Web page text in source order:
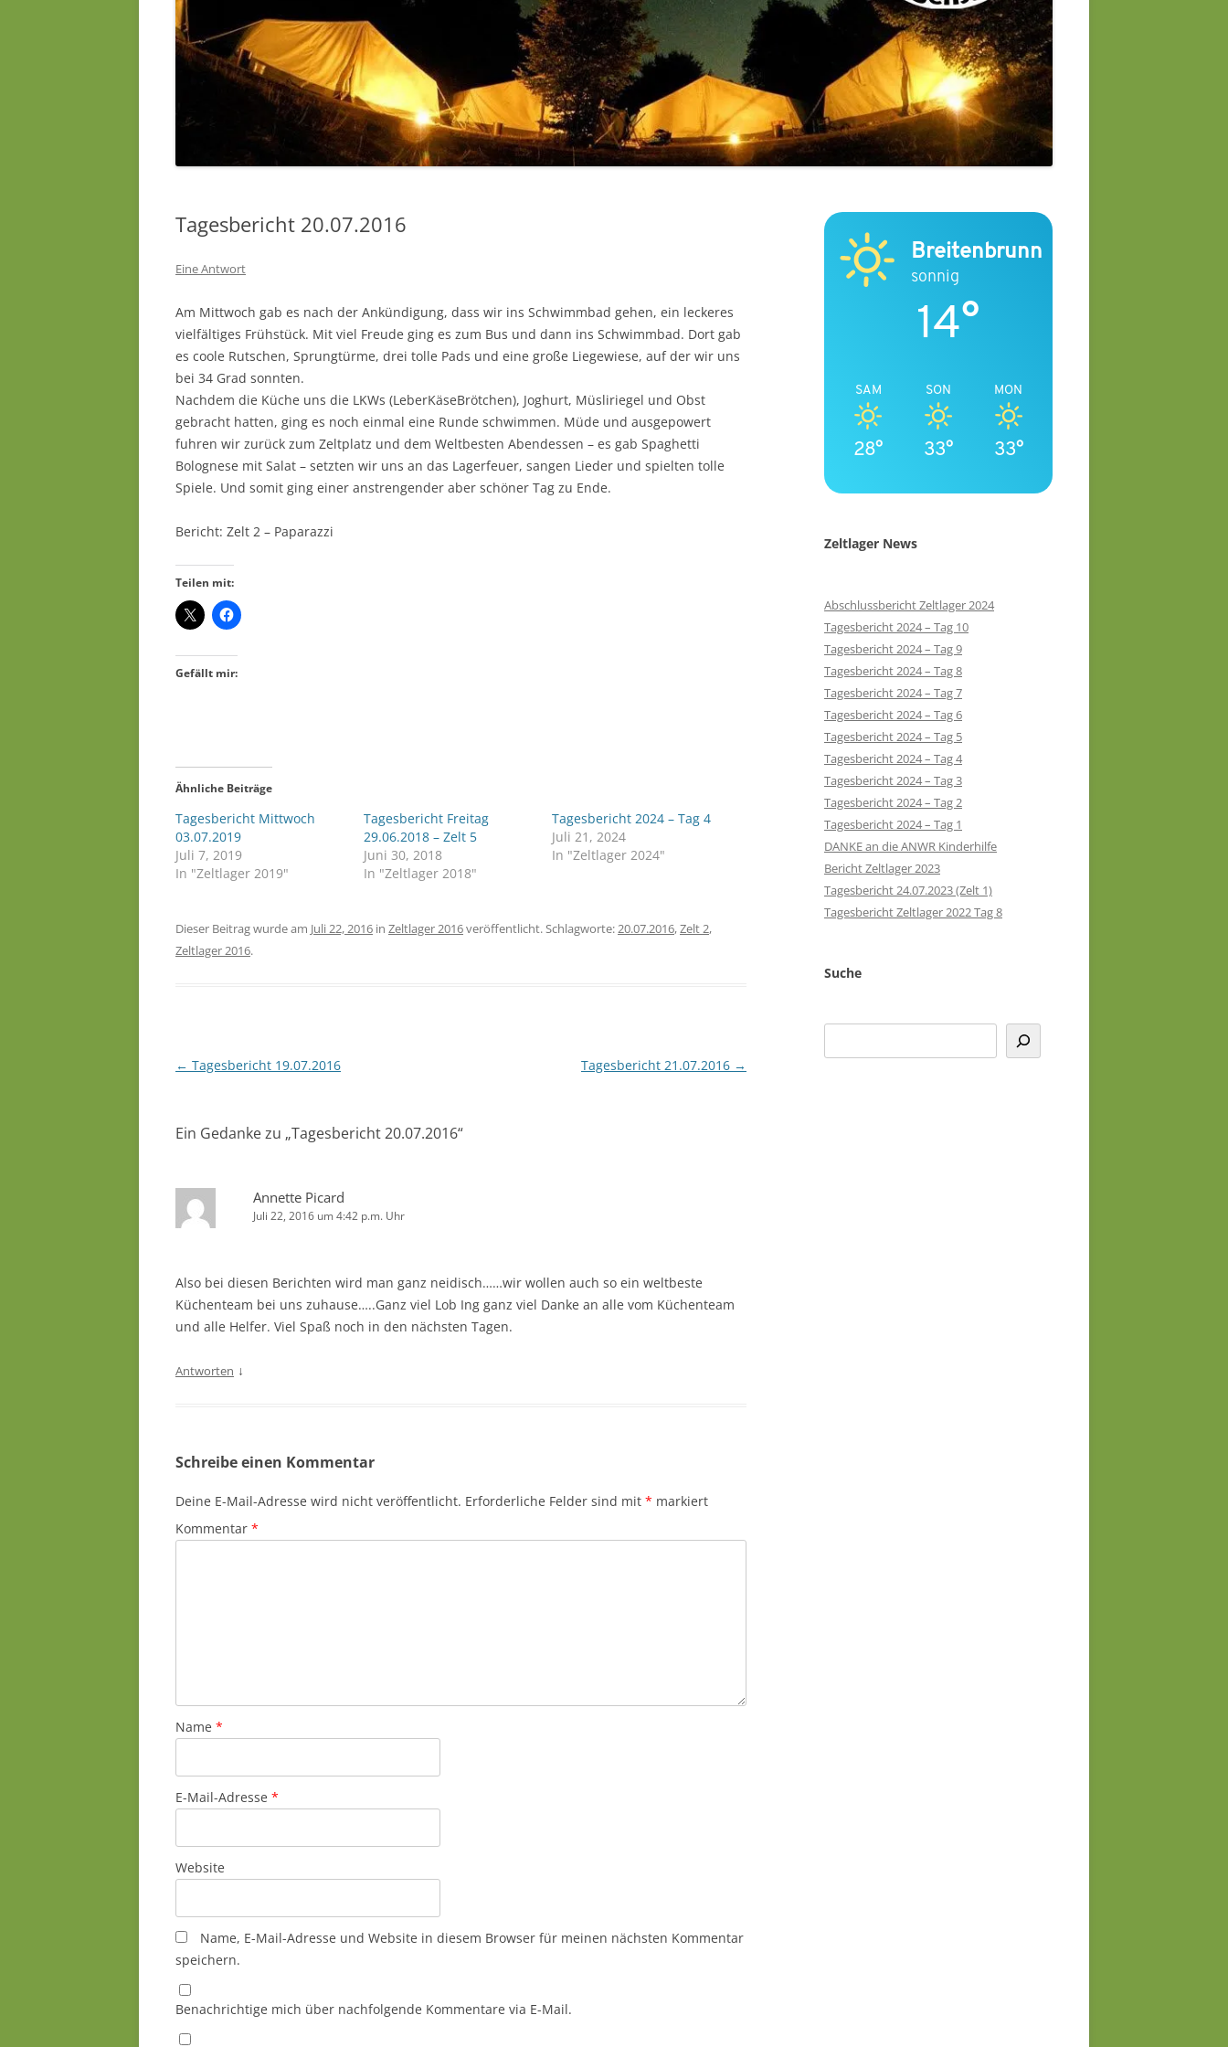
Tagesbericht 20.07.2016
Eine Antwort
Am Mittwoch gab es nach der Ankündigung, dass wir ins Schwimmbad gehen, ein leckeres
vielfältiges Frühstück. Mit viel Freude ging es zum Bus und dann ins Schwimmbad. Dort gab
es coole Rutschen, Sprungtürme, drei tolle Pads und eine große Liegewiese, auf der wir uns
bei 34 Grad sonnten.
Nachdem die Küche uns die LKWs (LeberKäseBrötchen), Joghurt, Müsliriegel und Obst
gebracht hatten, ging es noch einmal eine Runde schwimmen. Müde und ausgepowert
fuhren wir zurück zum Zeltplatz und dem Weltbesten Abendessen – es gab Spaghetti
Bolognese mit Salat – setzten wir uns an das Lagerfeuer, sangen Lieder und spielten tolle
Spiele. Und somit ging einer anstrengender aber schöner Tag zu Ende.
Bericht: Zelt 2 – Paparazzi
Teilen mit:
Gefällt mir:
Ähnliche Beiträge
Tagesbericht Mittwoch
03.07.2019
Juli 7, 2019
In "Zeltlager 2019"
Tagesbericht Freitag
29.06.2018 – Zelt 5
Juni 30, 2018
In "Zeltlager 2018"
Tagesbericht 2024 – Tag 4
Juli 21, 2024
In "Zeltlager 2024"
Dieser Beitrag wurde am Juli 22, 2016 in Zeltlager 2016veröffentlicht. Schlagworte:20.07.2016,Zelt 2,
Zeltlager 2016.
Beitragsnavigation
← Tagesbericht 19.07.2016 Tagesbericht 21.07.2016 →
Ein Gedanke zu „Tagesbericht 20.07.2016“
Annette Picard
Juli 22, 2016 um 4:42 p.m. Uhr
Also bei diesen Berichten wird man ganz neidisch……wir wollen auch so ein weltbeste
Küchenteam bei uns zuhause…..Ganz viel Lob Ing ganz viel Danke an alle vom Küchenteam
und alle Helfer. Viel Spaß noch in den nächsten Tagen.
Antworten ↓
Schreibe einen Kommentar
Deine E-Mail-Adresse wird nicht veröffentlicht. Erforderliche Felder sind mit * markiert
Kommentar *
Name *
E-Mail-Adresse *
Website
Name, E-Mail-Adresse und Website in diesem Browser für meinen nächsten Kommentar
speichern.
Benachrichtige mich über nachfolgende Kommentare via E-Mail.
Breitenbrunn
sonnig
14°
SAM
28°
SON
33°
MON
33°
Zeltlager News
Abschlussbericht Zeltlager 2024
Tagesbericht 2024 – Tag 10
Tagesbericht 2024 – Tag 9
Tagesbericht 2024 – Tag 8
Tagesbericht 2024 – Tag 7
Tagesbericht 2024 – Tag 6
Tagesbericht 2024 – Tag 5
Tagesbericht 2024 – Tag 4
Tagesbericht 2024 – Tag 3
Tagesbericht 2024 – Tag 2
Tagesbericht 2024 – Tag 1
DANKE an die ANWR Kinderhilfe
Bericht Zeltlager 2023
Tagesbericht 24.07.2023 (Zelt 1)
Tagesbericht Zeltlager 2022 Tag 8
Suche